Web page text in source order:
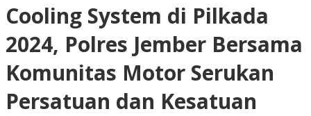
Cooling System di Pilkada
2024, Polres Jember Bersama
Komunitas Motor Serukan
Persatuan dan Kesatuan